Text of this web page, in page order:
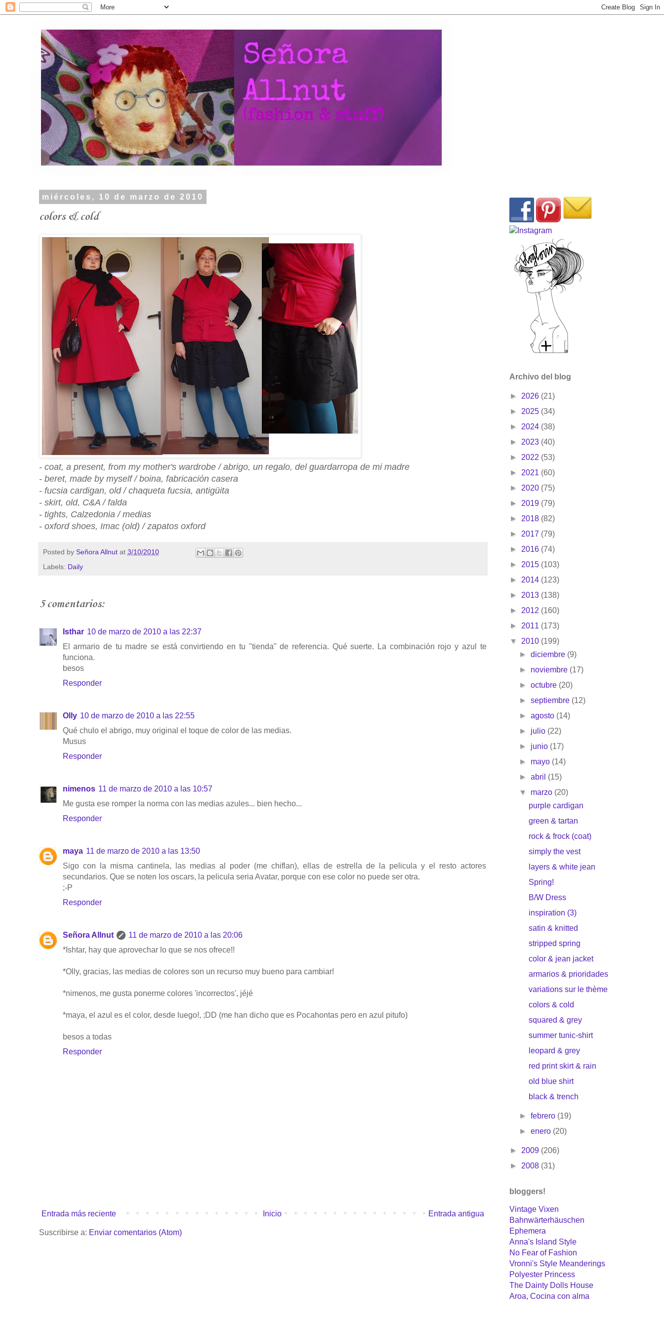
miércoles, 10 de marzo de 2010
colors & cold
- coat, a present, from my mother's wardrobe / abrigo, un regalo, del guardarropa de mi madre
- beret, made by myself / boina, fabricación casera
- fucsia cardigan, old / chaqueta fucsia, antigüita
- skirt, old, C&A / falda
- tights, Calzedonia / medias
- oxford shoes, Imac (old) / zapatos oxford
Posted by Señora Allnut at 3/10/2010
Labels: Daily
5 comentarios:
Isthar 10 de marzo de 2010 a las 22:37
El armario de tu madre se está convirtiendo en tu "tienda" de referencia. Qué suerte. La combinación rojo y azul te
funciona.
besos
Responder
Olly 10 de marzo de 2010 a las 22:55
Qué chulo el abrigo, muy original el toque de color de las medias.
Musus
Responder
nimenos 11 de marzo de 2010 a las 10:57
Me gusta ese romper la norma con las medias azules... bien hecho...
Responder
maya 11 de marzo de 2010 a las 13:50
Sigo con la misma cantinela, las medias al poder (me chiflan), ellas de estrella de la pelicula y el resto actores
secundarios. Que se noten los oscars, la pelicula seria Avatar, porque con ese color no puede ser otra.
;-P
Responder
Señora Allnut
11 de marzo de 2010 a las 20:06
*Ishtar, hay que aprovechar lo que se nos ofrece!!
*Olly, gracias, las medias de colores son un recurso muy bueno para cambiar!
*nimenos, me gusta ponerme colores 'incorrectos', jéjé
*maya, el azul es el color, desde luego!, ;DD (me han dicho que es Pocahontas pero en azul pitufo)
besos a todas
Responder
Entrada más reciente Entrada antigua
Inicio
Suscribirse a: Enviar comentarios (Atom)
Archivo del blog
► 2026 (21)
► 2025 (34)
► 2024 (38)
► 2023 (40)
► 2022 (53)
► 2021 (60)
► 2020 (75)
► 2019 (79)
► 2018 (82)
► 2017 (79)
► 2016 (74)
► 2015 (103)
► 2014 (123)
► 2013 (138)
► 2012 (160)
► 2011 (173)
▼ 2010 (199)
► diciembre (9)
► noviembre (17)
► octubre (20)
► septiembre (12)
► agosto (14)
► julio (22)
► junio (17)
► mayo (14)
► abril (15)
▼ marzo (20)
purple cardigan
green & tartan
rock & frock (coat)
simply the vest
layers & white jean
Spring!
B/W Dress
inspiration (3)
satin & knitted
stripped spring
color & jean jacket
armarios & prioridades
variations sur le thème
colors & cold
squared & grey
summer tunic-shirt
leopard & grey
red print skirt & rain
old blue shirt
black & trench
► febrero (19)
► enero (20)
► 2009 (206)
► 2008 (31)
bloggers!
Vintage Vixen
Bahnwärterhäuschen
Ephemera
Anna's Island Style
No Fear of Fashion
Vronni's Style Meanderings
Polyester Princess
The Dainty Dolls House
Aroa, Cocina con alma